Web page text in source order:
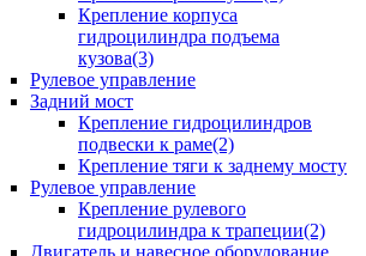
Крепление корпуса
гидроцилиндра подъема
кузова(3)
Рулевое управление
Задний мост
Крепление гидроцилиндров
подвески к раме(2)
Крепление тяги к заднему мосту
Рулевое управление
Крепление рулевого
гидроцилиндра к трапеции(2)
Двигатель и навесное оборудование